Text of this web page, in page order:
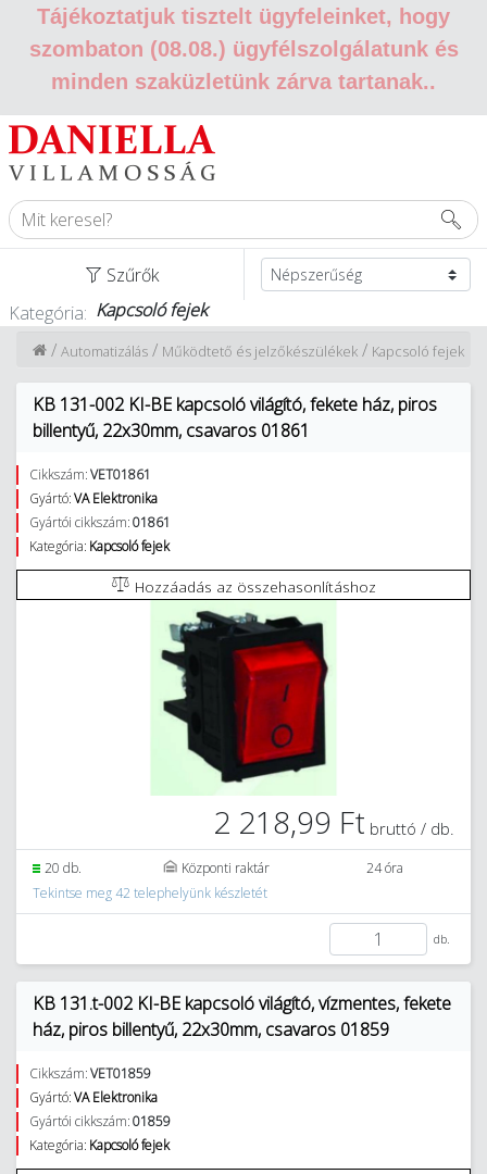
Tájékoztatjuk tisztelt ügyfeleinket, hogy
szombaton (08.08.) ügyfélszolgálatunk és
minden szaküzletünk zárva tartanak..
Szűrők
Kategória: Kapcsoló fejek
Kapcsoló fejek
/
Működtető és jelzőkészülékek
/
Automatizálás
/
KB 131-002 KI-BE kapcsoló világító, fekete ház, piros
billentyű, 22x30mm, csavaros 01861
Cikkszám:VET01861
Gyártó:VA Elektronika
Gyártói cikkszám:01861
Kategória: Kapcsoló fejek
Hozzáadás az összehasonlításhoz
2 218,99 Ft bruttó / db.
20 db. Központi raktár
24 óra
Tekintse meg 42 telephelyünk készletét
db.
KB 131.t-002 KI-BE kapcsoló világító, vízmentes, fekete
ház, piros billentyű, 22x30mm, csavaros 01859
Cikkszám:VET01859
Gyártó:VA Elektronika
Gyártói cikkszám:01859
Kategória: Kapcsoló fejek